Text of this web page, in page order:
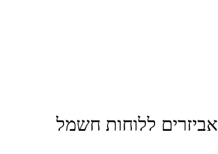
אביזרים ללוחות חשמל